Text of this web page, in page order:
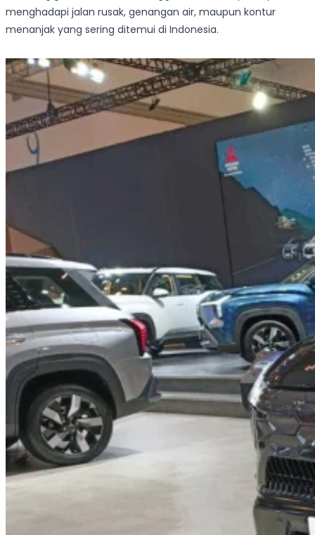
menghadapi jalan rusak, genangan air, maupun kontur
menanjak yang sering ditemui di Indonesia.